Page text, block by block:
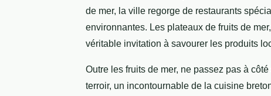
de mer, la ville regorge de restaurants
environnantes. Les plateaux de fruits de
véritable invitation à savourer les produits
Outre les fruits de mer, ne passez pas à côté
terroir, un incontournable de la cuisine